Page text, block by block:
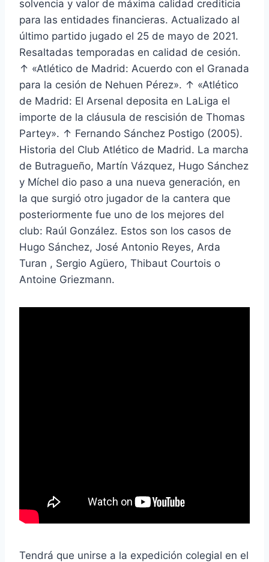
solvencia y valor de máxima calidad crediticia
para las entidades financieras. Actualizado al
último partido jugado el 25 de mayo de 2021.
Resaltadas temporadas en calidad de cesión.
↑ «Atlético de Madrid: Acuerdo con el Granada
para la cesión de Nehuen Pérez». ↑ «Atlético
de Madrid: El Arsenal deposita en LaLiga el
importe de la cláusula de rescisión de Thomas
Partey». ↑ Fernando Sánchez Postigo (2005).
Historia del Club Atlético de Madrid. La marcha
de Butragueño, Martín Vázquez, Hugo Sánchez
y Míchel dio paso a una nueva generación, en
la que surgió otro jugador de la cantera que
posteriormente fue uno de los mejores del
club: Raúl González. Estos son los casos de
Hugo Sánchez, José Antonio Reyes, Arda
Turan , Sergio Agüero, Thibaut Courtois o
Antoine Griezmann.
Tendrá que unirse a la expedición colegial en el